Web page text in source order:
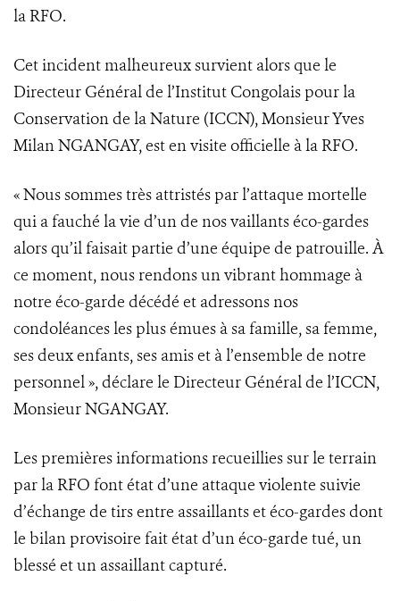
la RFO.
Cet incident malheureux survient alors que le
Directeur Général de l’Institut Congolais pour la
Conservation de la Nature (ICCN), Monsieur Yves
Milan NGANGAY, est en visite officielle à la RFO.
« Nous sommes très attristés par l’attaque mortelle
qui a fauché la vie d’un de nos vaillants éco-gardes
alors qu’il faisait partie d’une équipe de patrouille. À
ce moment, nous rendons un vibrant hommage à
notre éco-garde décédé et adressons nos
condoléances les plus émues à sa famille, sa femme,
ses deux enfants, ses amis et à l’ensemble de notre
personnel », déclare le Directeur Général de l’ICCN,
Monsieur NGANGAY.
Les premières informations recueillies sur le terrain
par la RFO font état d’une attaque violente suivie
d’échange de tirs entre assaillants et éco-gardes dont
le bilan provisoire fait état d’un éco-garde tué, un
blessé et un assaillant capturé.